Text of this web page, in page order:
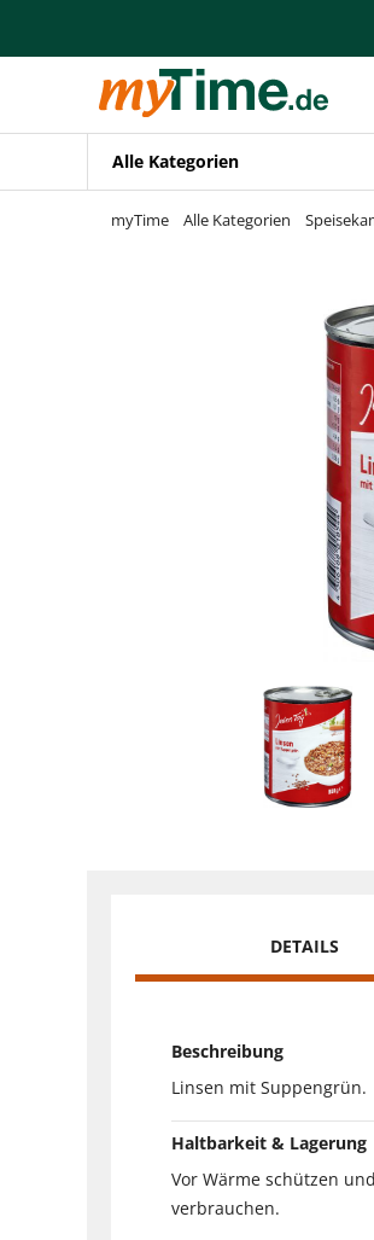
Zur Navigation springen
Zur Suche springen
Alle Kategorien
myTime Alle Kategorien
DETAILS
Beschreibung
Linsen mit Suppengrün.
Haltbarkeit & Lagerung
Vor Wärme schützen
verbrauchen.